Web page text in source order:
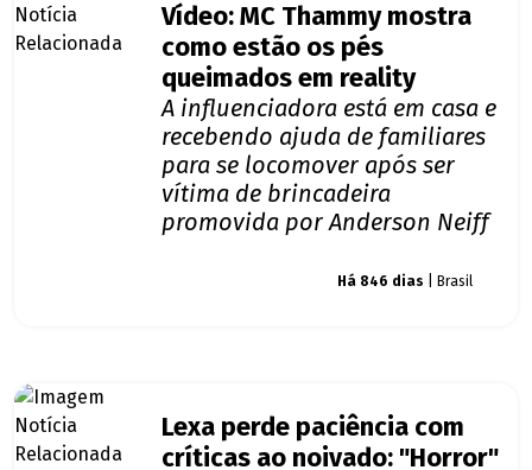
Vídeo: MC Thammy mostra
como estão os pés
queimados em reality
A influenciadora está em casa e
recebendo ajuda de familiares
para se locomover após ser
vítima de brincadeira
promovida por Anderson Neiff
Há 846 dias | Brasil
Lexa perde paciência com
críticas ao noivado: "Horror"